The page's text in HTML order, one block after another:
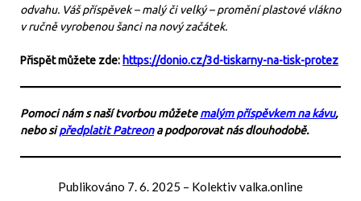
odvahu. Váš příspěvek – malý či velký – promění plastové vlákno
v ručně vyrobenou šanci na nový začátek.
Přispět můžete zde: https://donio.cz/3d-tiskarny-na-tisk-protez
Pomoci nám s naší tvorbou můžetemalým příspěvkem na kávu,
nebo sipředplatit Patreona podporovat nás dlouhodobě.
Publikováno 7. 6. 2025 – Kolektiv valka.online